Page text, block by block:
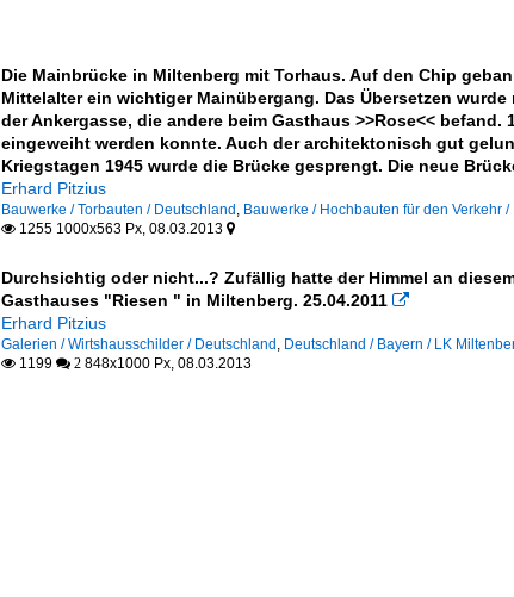
Die Mainbrücke in Miltenberg mit Torhaus. Auf den Chip
Mittelalter ein wichtiger Mainübergang. Das Übersetzen
der Ankergasse, die andere beim Gasthaus >>Rose<<
eingeweiht werden konnte. Auch der architektonisch gut
Kriegstagen 1945 wurde die Brücke gesprengt. Die neue
Erhard Pitzius
Bauwerke / Torbauten / Deutschland , Bauwerke / Hochbauten für den Verkehr /
1255 1000x563 Px, 08.03.2013 
Durchsichtig oder nicht...? Zufällig hatte der Himmel an
Gasthauses "Riesen " in Miltenberg. 25.04.2011 
Erhard Pitzius
Galerien / Wirtshausschilder / Deutschland , Deutschland / Bayern / LK
1199  2848x1000 Px, 08.03.2013